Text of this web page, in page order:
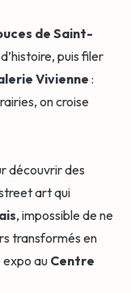
de Saint-
puis filer
Vivienne :
on croise
découvrir des
art qui
, impossible de ne
transformés en
expo au Centre